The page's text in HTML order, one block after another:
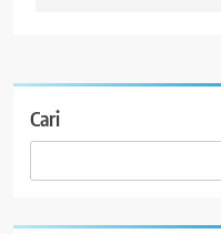
Cari